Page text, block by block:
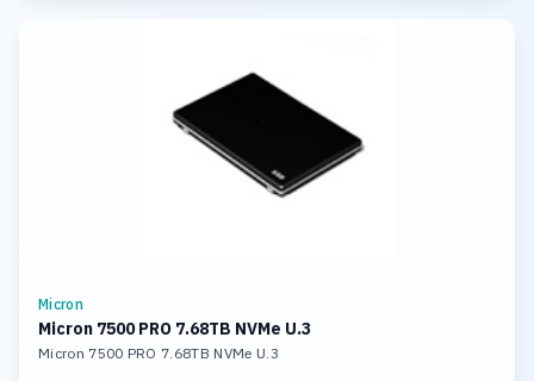
Micron
Micron 7500 PRO 7.68TB NVMe U.3
Micron 7500 PRO 7.68TB NVMe U.3